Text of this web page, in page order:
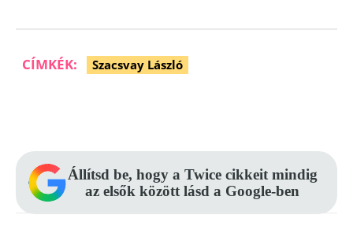
CÍMKÉK: Szacsvay László
Állítsd be, hogy a Twice cikkeit mindig
az elsők között lásd a Google-ben